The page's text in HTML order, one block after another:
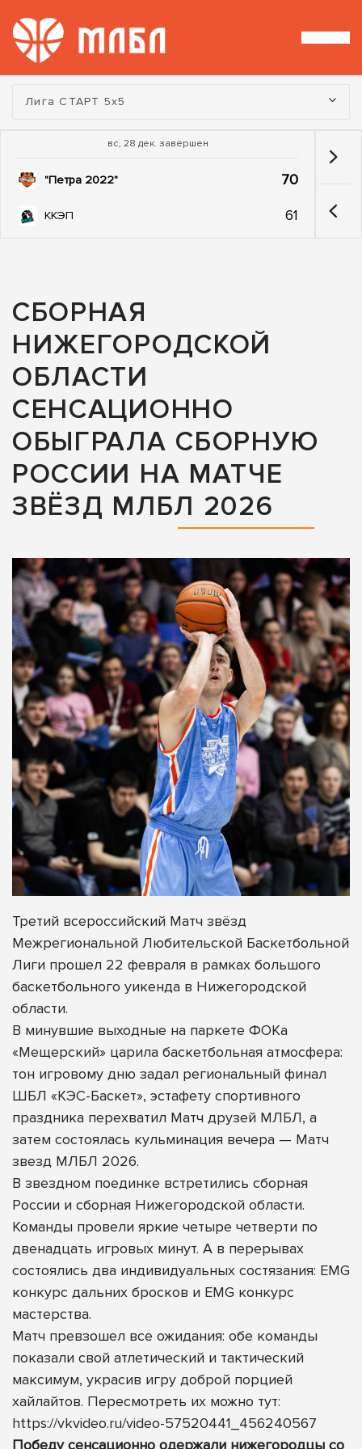
Турнир:
Лига СТАРТ 5х5
вс, 28 дек. завершен
"Петра 2022" 70
ККЭП 61
СБОРНАЯ
НИЖЕГОРОДСКОЙ
ОБЛАСТИ
СЕНСАЦИОННО
ОБЫГРАЛА СБОРНУЮ
РОССИИ НА МАТЧЕ
ЗВЁЗД МЛБЛ 2026
Третий всероссийский Матч звёзд
Межрегиональной Любительской Баскетбольной
Лиги прошел 22 февраля в рамках большого
баскетбольного уикенда в Нижегородской
области.
В минувшие выходные на паркете ФОКа
«Мещерский» царила баскетбольная атмосфера:
тон игровому дню задал региональный финал
ШБЛ «КЭС-Баскет», эстафету спортивного
праздника перехватил Матч друзей МЛБЛ, а
затем состоялась кульминация вечера — Матч
звезд МЛБЛ 2026.
В звездном поединке встретились сборная
России и сборная Нижегородской области.
Команды провели яркие четыре четверти по
двенадцать игровых минут. А в перерывах
состоялись два индивидуальных состязания: EMG
конкурс дальних бросков и EMG конкурс
мастерства.
Матч превзошел все ожидания: обе команды
показали свой атлетический и тактический
максимум, украсив игру доброй порцией
хайлайтов. Пересмотреть их можно тут:
https://vkvideo.ru/video-57520441_456240567
Победу сенсационно одержали нижегородцы со